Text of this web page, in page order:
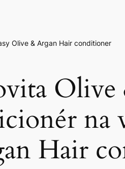
Olive & Argan Hair conditioner
na
Hair